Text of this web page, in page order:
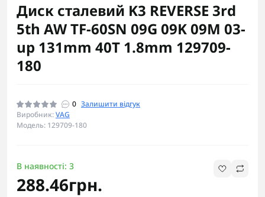
Диск сталевий K3 REVERSE 3rd
5th AW TF-60SN 09G 09K 09M 03-
up 131mm 40T 1.8mm 129709-
180
0 Залишити відгук
Виробник:VAG
Модель: 129709-180
В наявності: 3
288.46грн.